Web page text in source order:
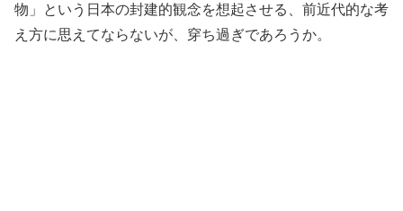
物」という日本の封建的観念を想起させる、前近代的な考
え方に思えてならないが、穿ち過ぎであろうか。